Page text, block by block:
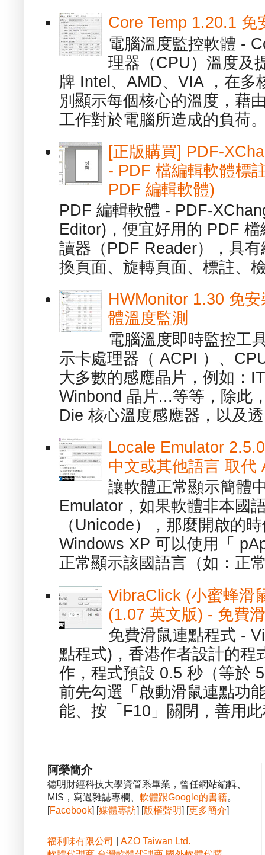
Core Temp 1.20.1 免
電腦溫度監控軟體 -
理器（CPU）溫度及
牌 Intel、AMD、VIA ，在多
別顯示每個核心的溫度，藉
工作對於電腦所造成的負荷
[正版購買] PDF-
- PDF 檔編輯軟體標
PDF 編輯軟體)
PDF 編輯軟體 - PDF-
Editor)，便宜好用的 PDF
讀器（PDF Reader），具
換頁面、旋轉頁面、標註、
HWMonitor 1.30 免
體溫度監測
電腦溫度即時監控工
示卡處理器（ ACPI ）、
大多數的感應晶片，例如：
Winbond 晶片...等等，除此
Die 核心溫度感應器，以及
Locale Emulator
中文或其他語言 取代
讓軟體正常顯示簡體
Emulator，如果軟體非本國
（Unicode），那麼開啟的
Windows XP 可以使用「
正常顯示該國語言（如：正
VibraClick (小蜜蜂滑
(1.07 英文版) - 免費
免費滑鼠連點程式 -
點程式)，香港作者設計的程
作，程式預設 0.5 秒（等於
前先勾選「啟動滑鼠連點功
能、按「F10」關閉，善用
阿榮簡介
德明財經科技大學資管系畢業，曾任網站編輯、
MIS，寫過雜誌專欄、 軟體跟Google的書籍。
[Facebook] [媒體專訪] [版權聲明] [更多簡介]
福利味有限公司
AZO Taiwan Ltd.